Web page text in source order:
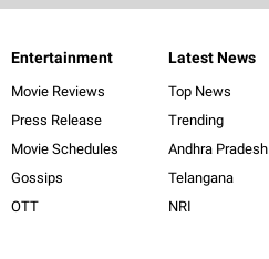
Entertainment
Movie Reviews
Press Release
Movie Schedules
Gossips
OTT
Latest News
Top News
Trending
Andhra Pradesh
Telangana
NRI